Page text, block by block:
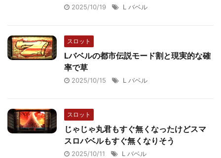
2025/10/19 L バベル
スロット
Lバベルの都市伝説モード割と現実的な確
率で草
2025/10/15 L バベル
スロット
じゃじゃ丸君もすぐ無くなったけどスマ
スロバベルもすぐ無くなりそう
2025/10/11 L バベル